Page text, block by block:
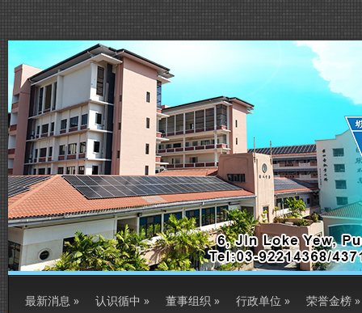
最新消息 » 认识循中 » 董事组织 » 行政单位 » 荣誉金榜 »